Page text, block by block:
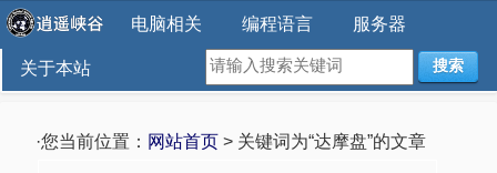
电脑相关 编程语言 服务器
关于本站 搜索
·您当前位置： 网站首页 > 关键词为“达摩盘”的文章